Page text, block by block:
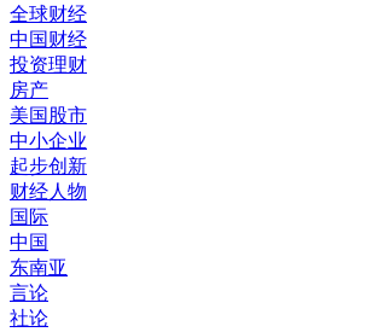
全球财经
中国财经
投资理财
房产
美国股市
中小企业
起步创新
财经人物
国际
中国
东南亚
言论
社论